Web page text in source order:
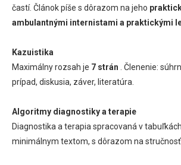
častí. Článok píše s dôrazom na jeho
ambulantnými internistami a praktickými
Kazuistika
Maximálny rozsah je 7 strán . Členenie:
prípad, diskusia, záver, literatúra.
Algoritmy diagnostiky a terapie
Diagnostika a terapia spracovaná v
minimálnym textom, s dôrazom na